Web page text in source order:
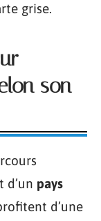
grise.
son
d’un pays
d’une